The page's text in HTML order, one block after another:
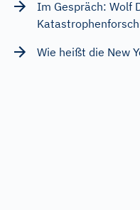
Im Gespräch: Wolf
Wie heißt die New